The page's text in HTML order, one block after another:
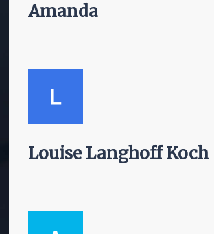
Amanda
Louise Langhoff Koch